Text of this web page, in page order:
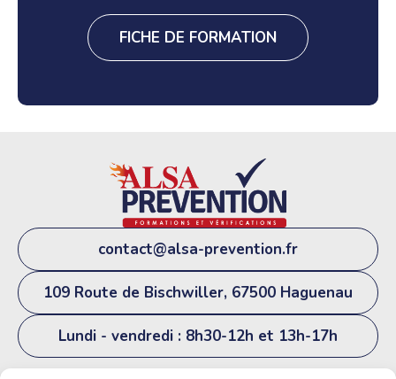
FICHE DE FORMATION
contact@alsa-prevention.fr
109 Route de Bischwiller, 67500 Haguenau
Lundi - vendredi : 8h30-12h et 13h-17h